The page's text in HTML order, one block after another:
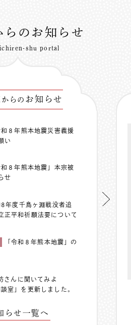
らのお知らせ
shu portal
からの お知らせ
和８年熊本地震災害義援
い
和８年熊本地震」本宗被
せ
8年度千鳥ヶ淵戦没者追
正平和祈願法要について
「令和８年熊本地震」の
さんに聞いてみよ
室」を更新しました。
らせ一覧へ